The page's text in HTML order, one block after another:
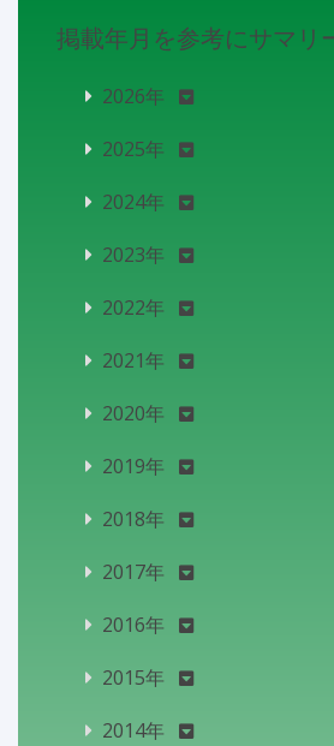
掲載年月を参考にサマリ
2026年
2025年
2024年
2023年
2022年
2021年
2020年
2019年
2018年
2017年
2016年
2015年
2014年